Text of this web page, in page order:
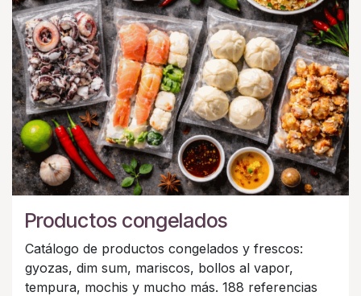
Productos congelados
Catálogo de productos congelados y frescos:
gyozas, dim sum, mariscos, bollos al vapor,
tempura, mochis y mucho más. 188 referencias